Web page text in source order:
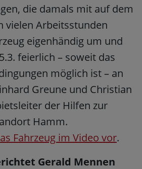
die damals mit auf dem
vielen Arbeitsstunden
eigenhändig um und
feierlich – soweit das
möglich ist – an
Greune und Christian
der Hilfen zur
Hamm.
Fahrzeug im Video vor.
Gerald Mennen